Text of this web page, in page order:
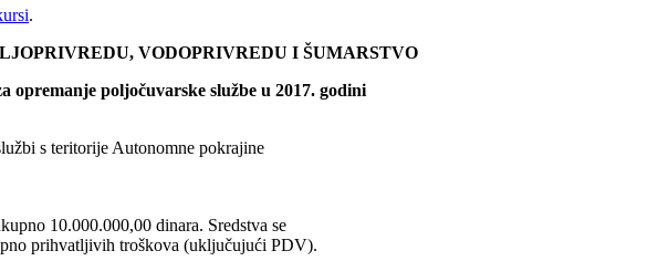
.
VODOPRIVREDU I ŠUMARSTVO
opremanje poljočuvarske službe u 2017. godini
s teritorije Autonomne pokrajine
10.000.000,00 dinara. Sredstva se
prihvatljivih troškova (uključujući PDV).